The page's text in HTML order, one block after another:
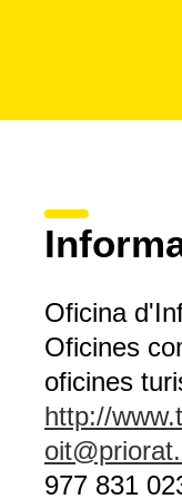
Oficina
Oficines
oficines
http://
977 831